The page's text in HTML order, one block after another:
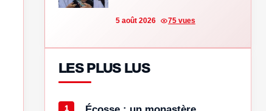
5 août 2026 75 vues
LES PLUS LUS